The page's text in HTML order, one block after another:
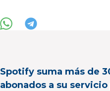
Spotify suma más de
abonados a su